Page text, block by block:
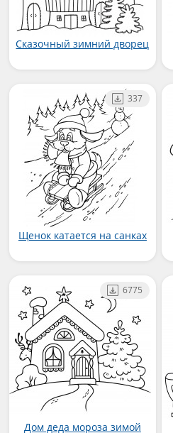
Сказочный зимний дворец
Щенок катается на санках
337
Дом деда мороза зимой
6775